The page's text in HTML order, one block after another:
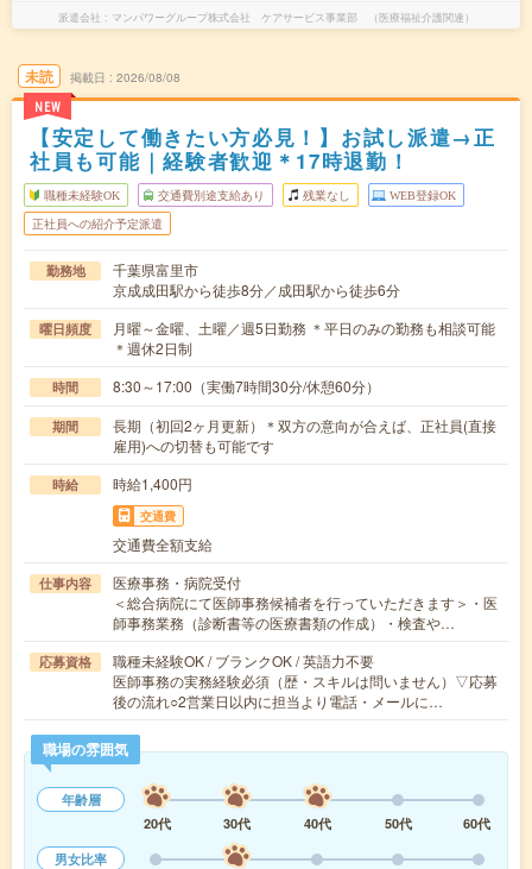
派遣会社 マンパワーグループ株式会社 ケアサービス事業部 （医療福祉介護関連）
未読
NEW
掲載日 2026/08/08
【安定して働きたい方必見！】お試し派遣→正
社員も可能｜経験者歓迎＊17時退勤！
職種未経験OK 交通費別途支給あり 残業なし WEB登録OK
正社員への紹介予定派遣
勤務地
千葉県富里市
京成成田駅から徒歩8分／成田駅から徒歩6分
曜日頻度
月曜～金曜、土曜／週5日勤務 ＊平日のみの勤務も相談可能
＊週休2日制
時間 8:30～17:00（実働7時間30分/休憩60分）
期間
長期（初回2ヶ月更新）＊双方の意向が合えば、正社員(直接
雇用)への切替も可能です
時給 時給1,400円
交通費
交通費全額支給
仕事内容
医療事務・病院受付
＜総合病院にて医師事務候補者を行っていただきます＞・医
師事務業務（診断書等の医療書類の作成）・検査や…
応募資格
職種未経験OK / ブランクOK / 英語力不要
医師事務の実務経験必須（歴・スキルは問いません）▽応募
後の流れ○2営業日以内に担当より電話・メールに…
職場の雰囲気
年齢層
20代
30代 40代 50代
60代
男女比率